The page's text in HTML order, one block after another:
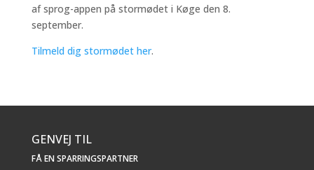
af sprog-appen på stormødet i Køge den 8.
september.
Tilmeld dig stormødet her.
GENVEJ TIL
FÅ EN SPARRINGSPARTNER